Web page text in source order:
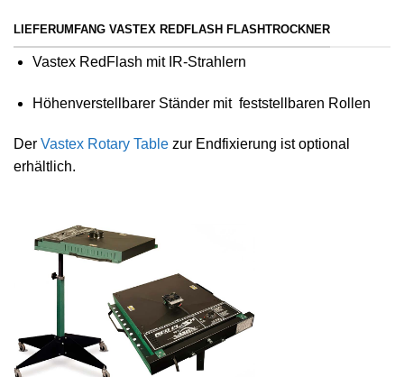
LIEFERUMFANG VASTEX REDFLASH FLASHTROCKNER
Vastex RedFlash mit IR-Strahlern
Höhenverstellbarer Ständer mit feststellbaren Rollen
Der Vastex Rotary Table zur Endfixierung ist optional
erhältlich.